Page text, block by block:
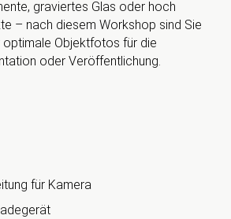
graviertes Glas oder hoch
– nach diesem Workshop sind Sie
Objektfotos für die
oder Veröffentlichung.
für Kamera